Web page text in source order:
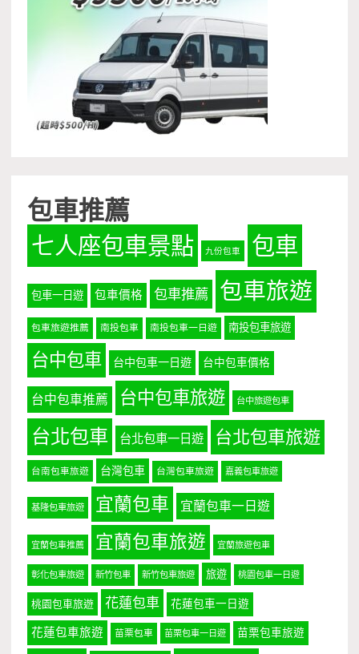
包車推薦
七人座包車景點 九份包車 包車
包車一日遊 包車價格 包車推薦 包車旅遊
包車旅遊推薦 南投包車 南投包車一日遊 南投包車旅遊
台中包車 台中包車一日遊 台中包車價格
台中包車推薦 台中包車旅遊 台中旅遊包車
台北包車 台北包車一日遊 台北包車旅遊
台南包車旅遊 台灣包車 台灣包車旅遊 嘉義包車旅遊
基隆包車旅遊 宜蘭包車 宜蘭包車一日遊
宜蘭包車推薦 宜蘭包車旅遊 宜蘭旅遊包車
彰化包車旅遊 新竹包車 新竹包車旅遊 旅遊 桃園包車一日遊
桃園包車旅遊 花蓮包車 花蓮包車一日遊
花蓮包車旅遊 苗栗包車 苗栗包車一日遊 苗栗包車旅遊